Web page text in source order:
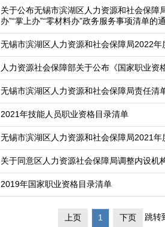
关于公布无锡市滨湖区人力资源和社会保障
办”“掌上办”“零材料办”政务服务事项清单的
无锡市滨湖区人力资源和社会保障局2022
人力资源社会保障部关于公布《国家职业资
无锡市滨湖区人力资源和社会保障局责任清
2021年技能人员职业资格目录清单
无锡市滨湖区人力资源和社会保障局2021
关于同意区人力资源社会保障局调整内设机
2019年国家职业资格目录清单
上页 1 下页 跳转